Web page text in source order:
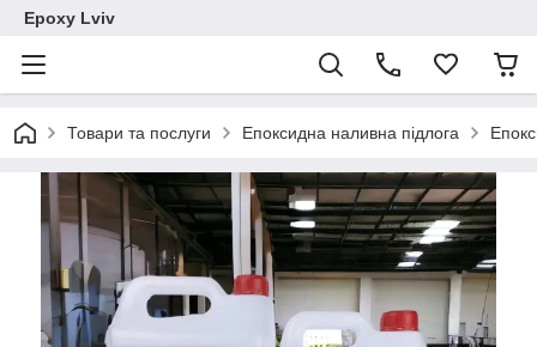
Epoxy Lviv
Товари та послуги Епоксидна наливна підлога